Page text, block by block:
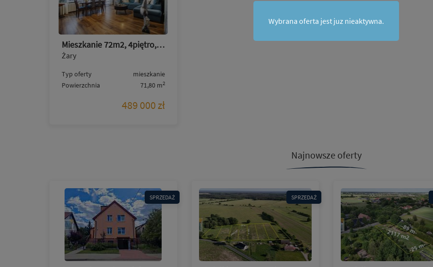
Mieszkanie 72m2, 4piętro, 4pokoje, Białostocka, gotowe
Żary
Typ oferty
mieszkanie
Powierzchnia
71,80 m2
489 000 zł
Najnowsze oferty
SPRZEDAŻ SPRZEDAŻ
Wybrana oferta jest juz nieaktywna.